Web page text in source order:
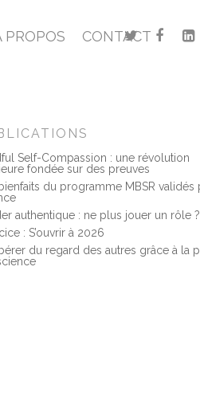
PROPOS CONTACT
Self-Compassion : une révolution
fondée sur des preuves
bienfaits du programme MBSR validés
authentique : ne plus jouer un rôle ?
: S’ouvrir à 2026
du regard des autres grâce à la